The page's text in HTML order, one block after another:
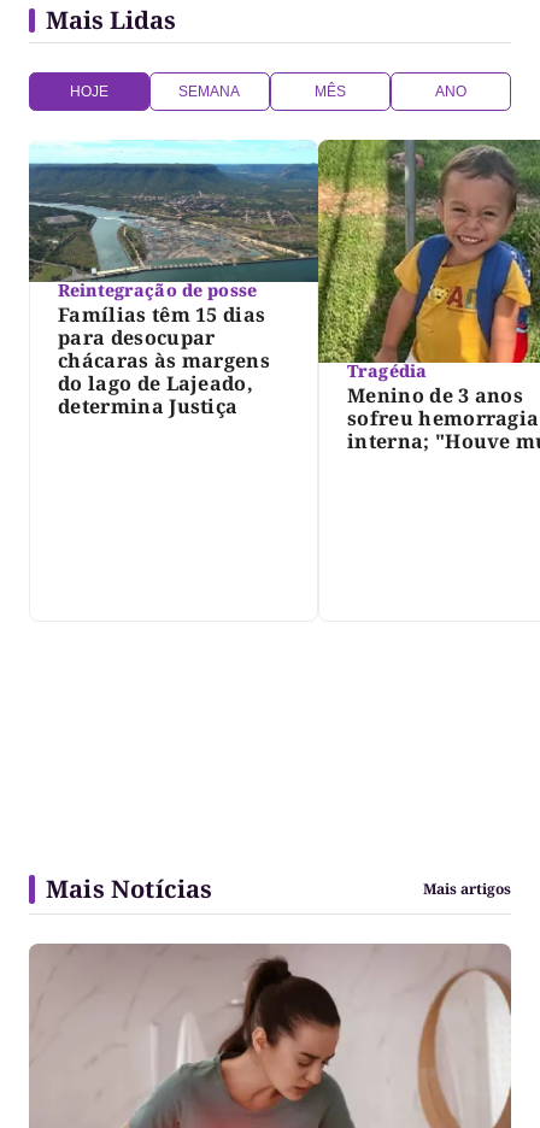
Mais Lidas
HOJE SEMANA MÊS ANO
Reintegração de posse
Famílias têm 15 dias
para desocupar
chácaras às margens
do lago de Lajeado,
determina Justiça
Tragédia
Menino de 3 anos
sofreu hemorragia
interna; "Houve
Mais Notícias Mais artigos